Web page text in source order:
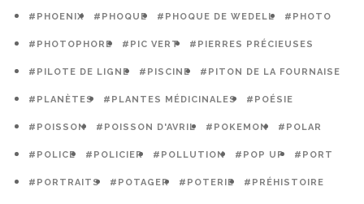
#PHOENIX #PHOQUE #PHOQUE DE WEDELL #PHOTO
#PHOTOPHORE #PIC VERT #PIERRES PRÉCIEUSES
#PILOTE DE LIGNE #PISCINE #PITON DE LA FOURNAISE
#PLANÈTES #PLANTES MÉDICINALES #POÉSIE
#POISSON #POISSON D'AVRIL #POKEMON #POLAR
#POLICE #POLICIER #POLLUTION #POP UP #PORT
#PORTRAITS #POTAGER #POTERIE #PRÉHISTOIRE